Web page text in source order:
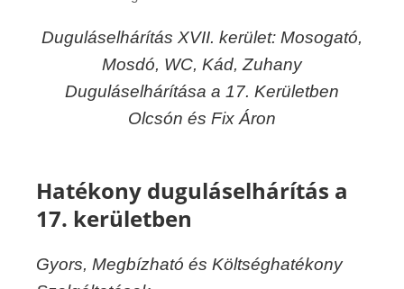
Duguláselhárítás XVII. kerület: Mosogató,
Mosdó, WC, Kád, Zuhany
Duguláselhárítása a 17. Kerületben
Olcsón és Fix Áron
Hatékony duguláselhárítás a
17. kerületben
Gyors, Megbízható és Költséghatékony